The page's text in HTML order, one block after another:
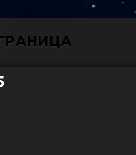
ГРАНИЦА